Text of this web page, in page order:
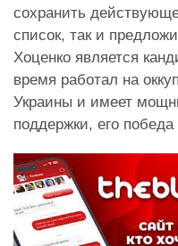
сохранить
список, так и
Хоценко является
время работал на
Украины и имеет
поддержки, его